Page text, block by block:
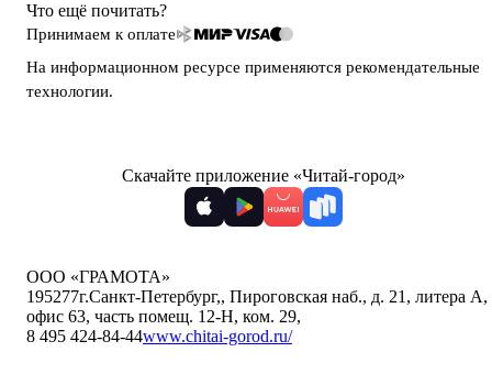
Что ещё почитать?
Принимаем к оплате
На информационном ресурсе применяются рекомендательные
технологии.
Скачайте приложение «Читай-город»
ООО «ГРАМОТА»
195277г.Санкт-Петербург,, Пироговская наб., д. 21, литера А,
офис 63, часть помещ. 12-Н, ком. 29,
8 495 424-84-44www.chitai-gorod.ru/